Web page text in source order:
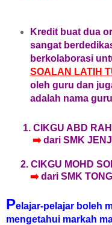
Kredit buat dua
sangat
berkolaborasi
SOALAN LATIH
oleh guru dan
adalah nama
1. CIKGU ABD
➡️dari SMK
2. CIKGU MOHD
➡️dari SMK
Pelajar-pelajar boleh
mengetahui markah